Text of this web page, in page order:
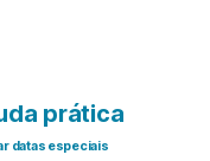
prática
datas especiais